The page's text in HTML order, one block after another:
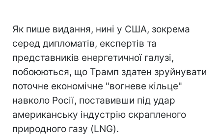
Як пише видання, нині у США, зокрема
серед дипломатів, експертів та
представників енергетичної галузі,
побоюються, що Трамп здатен зруйнувати
поточне економічне "вогневе кільце"
навколо Росії, поставивши під удар
американську індустрію скрапленого
природного газу (LNG).